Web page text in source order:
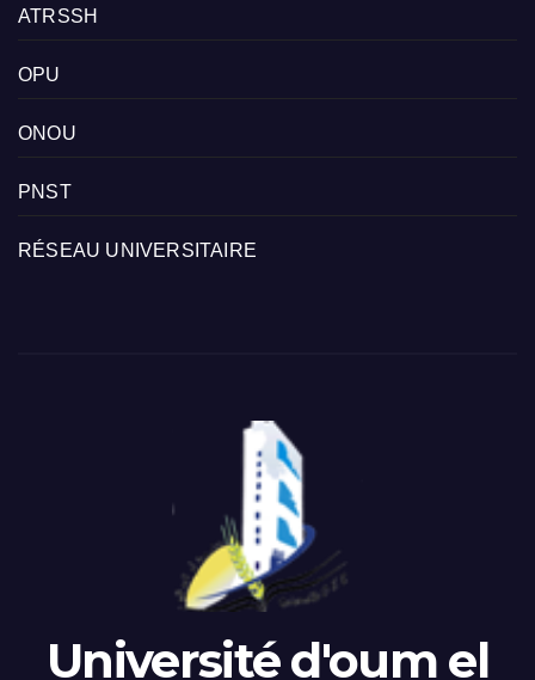
ATRSSH
OPU
ONOU
PNST
RÉSEAU UNIVERSITAIRE
Université d'oum el